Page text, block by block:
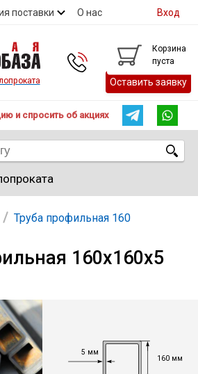
поставки О нас Вход
Корзина
пуста
Оставить заявку
и спросить об акциях
Труба профильная 160
160х160х5
5 мм
160 мм